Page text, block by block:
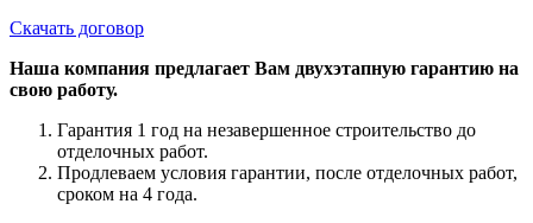
Скачать договор
Наша компания предлагает Вам двухэтапную гарантию на
свою работу.
Гарантия 1 год на незавершенное строительство до
отделочных работ.
Продлеваем условия гарантии, после отделочных работ,
сроком на 4 года.